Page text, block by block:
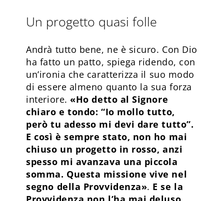
Un progetto quasi folle
Andrà tutto bene, ne è sicuro. Con Dio
ha fatto un patto, spiega ridendo, con
un’ironia che caratterizza il suo modo
di essere almeno quanto la sua forza
interiore. «Ho detto al Signore
chiaro e tondo: “Io mollo tutto,
però tu adesso mi devi dare tutto”.
E così è sempre stato, non ho mai
chiuso un progetto in rosso, anzi
spesso mi avanzava una piccola
somma. Questa missione vive nel
segno della Provvidenza». E se la